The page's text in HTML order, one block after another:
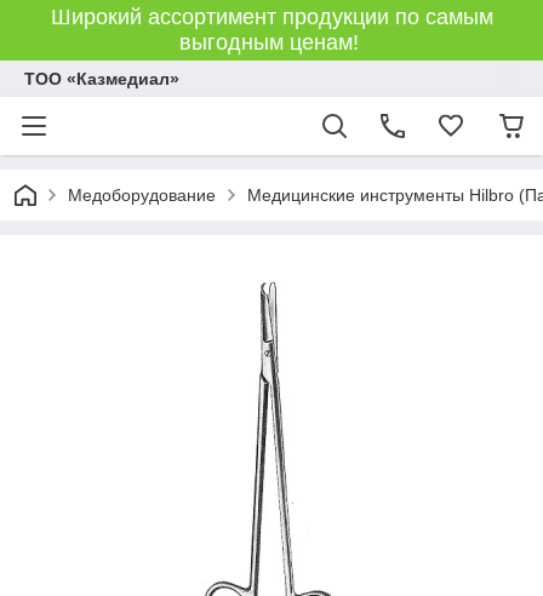
Широкий ассортимент продукции по самым
выгодным ценам!
ТОО «Казмедиал»
Медоборудование Медицинские инструменты Hilbro